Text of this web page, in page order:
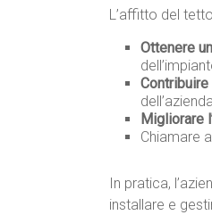
L’affitto del
Ottenere
Migliorare
Chiamare
In pratica,
installare e